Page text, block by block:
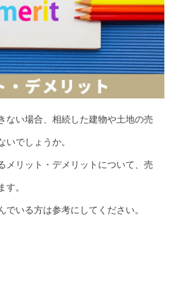
ない場合、相続した建物や土地の売
でしょうか。
メリット・デメリットについて、売
。
いる方は参考にしてください。